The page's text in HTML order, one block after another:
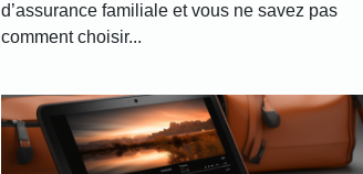
d’assurance familiale et vous ne savez pas
comment choisir...